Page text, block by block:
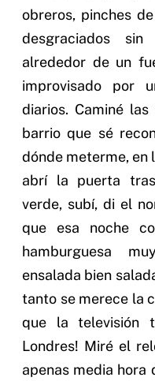
obreros, pinches
desgraciados
alrededor de un
improvisado por
diarios. Caminé
barrio que sé
dónde meterme, en
abrí la puerta
verde, subí, di el
que esa noche
hamburguesa
ensalada bien
tanto se merece la
que la televisión
Londres! Miré el
apenas media hora